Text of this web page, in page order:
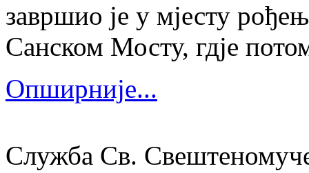
завршио је у мјесту
Санском Мосту, гдје
Опширније...
Служба Св.